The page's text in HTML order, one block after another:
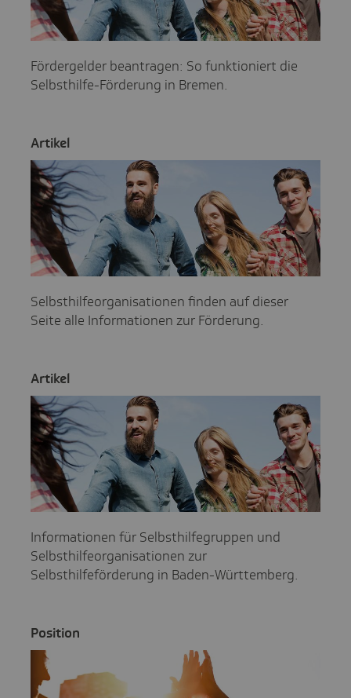
Fördergelder beantragen: So funktioniert die
Selbsthilfe-Förderung in Bremen.
Artikel
Selbsthilfeorganisationen finden auf dieser
Seite alle Informationen zur Förderung.
Artikel
Informationen für Selbsthilfegruppen und
Selbsthilfeorganisationen zur
Selbsthilfeförderung in Baden-Württemberg.
Posi­tion